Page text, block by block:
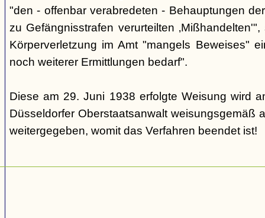
"den - offenbar verabredeten - Behauptungen
zu Gefängnisstrafen verurteilten
Körperverletzung im Amt "mangels Beweises"
noch weiterer Ermittlungen bedarf".
Diese am 29. Juni 1938 erfolgte Weisung wird
Düsseldorfer Oberstaatsanwalt weisungsgemäß
weitergegeben, womit das Verfahren beendet ist!